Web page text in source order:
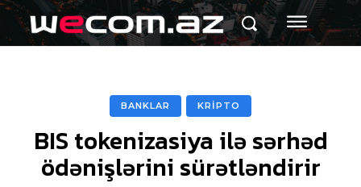
BANKLAR KRİPTO
BIS tokenizasiya ilə sərhəd
ödənişlərini sürətləndirir